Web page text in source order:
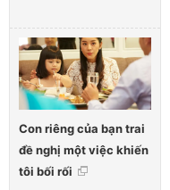
Con riêng của bạn trai
đề nghị một việc khiến
tôi bối rối